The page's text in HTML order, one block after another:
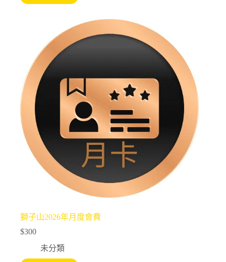
獅子山2026年月度會費
$300
未分類